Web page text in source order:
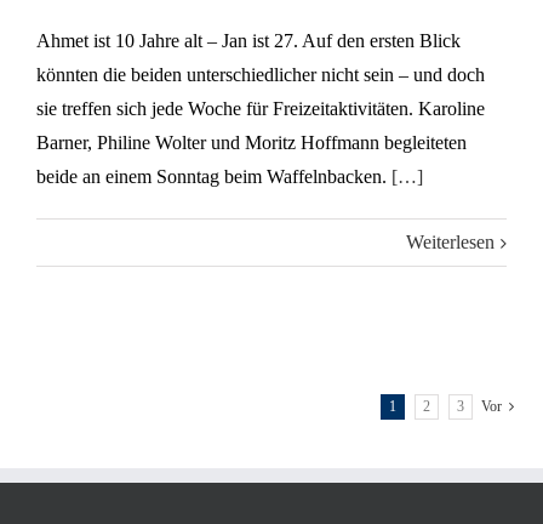
Ahmet ist 10 Jahre alt – Jan ist 27. Auf den ersten Blick
könnten die beiden unterschiedlicher nicht sein – und doch
sie treffen sich jede Woche für Freizeitaktivitäten. Karoline
Barner, Philine Wolter und Moritz Hoffmann begleiteten
beide an einem Sonntag beim Waffelnbacken. […]
Weiterlesen
1 2 3 Vor